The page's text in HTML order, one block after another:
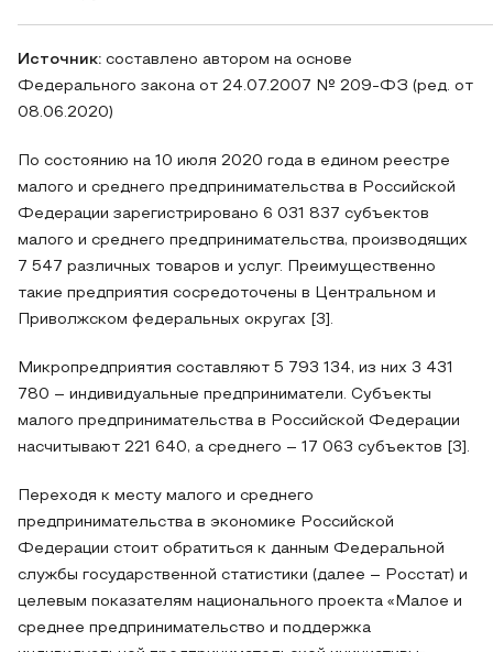
Источник: составлено автором на основе
Федерального закона от 24.07.2007 № 209-ФЗ (ред. от
08.06.2020)
По состоянию на 10 июля 2020 года в едином реестре
малого и среднего предпринимательства в Российской
Федерации зарегистрировано 6 031 837 субъектов
малого и среднего предпринимательства, производящих
7 547 различных товаров и услуг. Преимущественно
такие предприятия сосредоточены в Центральном и
Приволжском федеральных округах [3].
Микропредприятия составляют 5 793 134, из них 3 431
780 – индивидуальные предприниматели. Субъекты
малого предпринимательства в Российской Федерации
насчитывают 221 640, а среднего – 17 063 субъектов [3].
Переходя к месту малого и среднего
предпринимательства в экономике Российской
Федерации стоит обратиться к данным Федеральной
службы государственной статистики (далее – Росстат) и
целевым показателям национального проекта «Малое и
среднее предпринимательство и поддержка